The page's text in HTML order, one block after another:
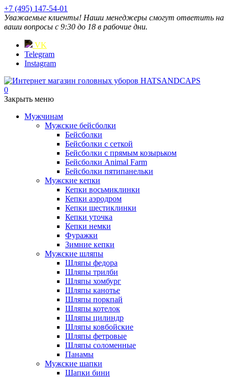
+7 (495) 147-54-01
Уважаемые клиенты! Наши менеджеры смогут ответить на
ваши вопросы с 9:30 до 18 в рабочие дни.
VK
Telegram
Instagram
0
Закрыть меню
Мужчинам
Мужские бейсболки
Бейсболки
Бейсболки с сеткой
Бейсболки с прямым козырьком
Бейсболки Animal Farm
Бейсболки пятипанельки
Мужские кепки
Кепки восьмиклинки
Кепки аэродром
Кепки шестиклинки
Кепки уточка
Кепки немки
Фуражки
Зимние кепки
Мужские шляпы
Шляпы федора
Шляпы трилби
Шляпы хомбург
Шляпы канотье
Шляпы поркпай
Шляпы котелок
Шляпы цилиндр
Шляпы ковбойские
Шляпы фетровые
Шляпы соломенные
Панамы
Мужские шапки
Шапки бини